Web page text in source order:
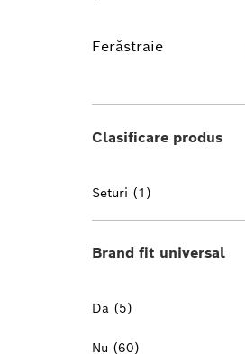
Ferăstraie
Clasificare produs
Seturi (1)
Brand fit universal
Da (5)
Nu (60)